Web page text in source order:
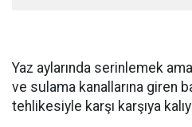
Yaz aylarında serinlemek
ve sulama kanallarına giren
tehlikesiyle karşı karşıya